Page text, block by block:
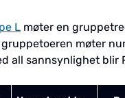
L møter en
møter
all sannsynlighet blir